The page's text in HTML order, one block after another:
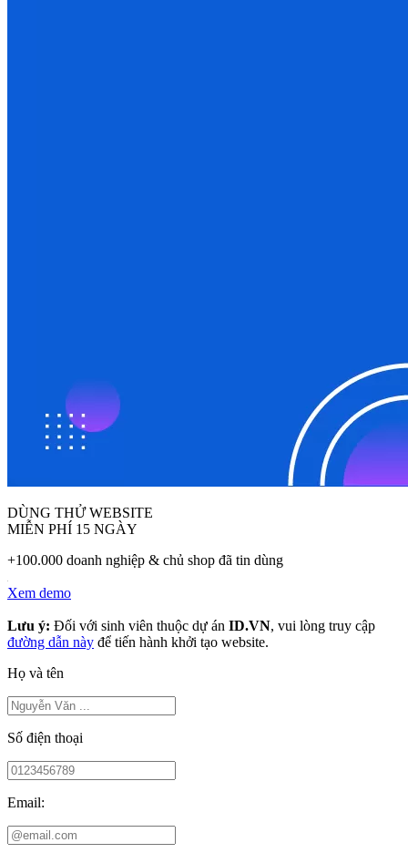
DÙNG THỬ WEBSITE
MIỄN PHÍ 15 NGÀY
+100.000 doanh nghiệp & chủ shop đã tin dùng
Xem demo
Lưu ý: Đối với sinh viên thuộc dự án ID.VN, vui lòng truy cập
đường dẫn này để tiến hành khởi tạo website.
Họ và tên
Số điện thoại
Email: